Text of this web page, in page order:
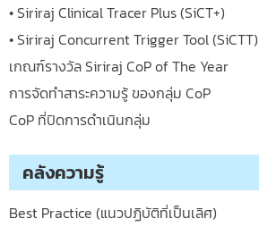
• Siriraj Clinical Tracer Plus (SiCT+)
• Siriraj Concurrent Trigger Tool (SiCTT)
เกณฑ์รางวัล Siriraj CoP of The Year
การจัดทำสาระความรู้ ของกลุ่ม CoP
CoP ที่ปิดการดำเนินกลุ่ม
คลังความรู้
Best Practice (แนวปฏิบัติที่เป็นเลิศ)